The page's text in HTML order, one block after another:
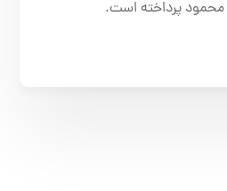
محمود پرداخته است.